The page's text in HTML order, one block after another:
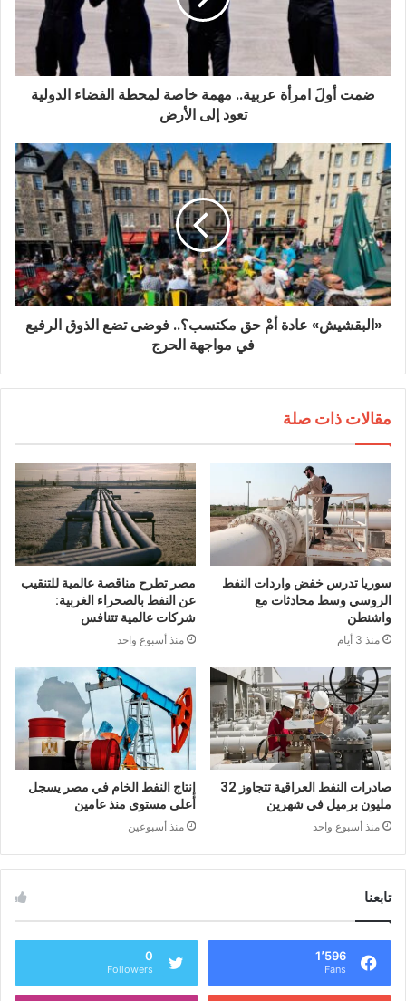
ضمت أولَ امرأة عربية.. مهمة خاصة لمحطة الفضاء الدولية
تعود إلى الأرض
«البقشيش» عادة أمْ حق مكتسب؟.. فوضى تضع الذوق الرفيع
في مواجهة الحرج
مقالات ذات صلة
سوريا تدرس خفض واردات النفط
الروسي وسط محادثات مع
واشنطن
منذ 3 أيام
مصر تطرح مناقصة عالمية للتنقيب
عن النفط بالصحراء الغربية:
شركات عالمية تتنافس
منذ أسبوع واحد
صادرات النفط العراقية تتجاوز 32
مليون برميل في شهرين
منذ أسبوع واحد
إنتاج النفط الخام في مصر يسجل
أعلى مستوى منذ عامين
منذ أسبوعين
تابعنا
1٬596
Fans
0
Followers